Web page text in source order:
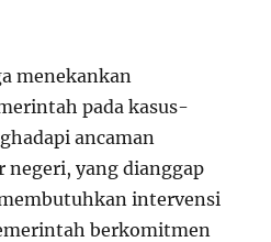
menekankan
pada kasus-
ancaman
yang dianggap
intervensi
berkomitmen